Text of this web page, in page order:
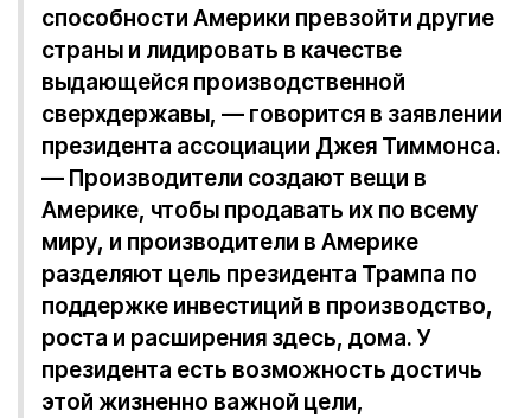
способности Америки превзойти другие
страны и лидировать в качестве
выдающейся производственной
сверхдержавы, — говорится в заявлении
президента ассоциации Джея Тиммонса.
— Производители создают вещи в
Америке, чтобы продавать их по всему
миру, и производители в Америке
разделяют цель президента Трампа по
поддержке инвестиций в производство,
роста и расширения здесь, дома. У
президента есть возможность достичь
этой жизненно важной цели,